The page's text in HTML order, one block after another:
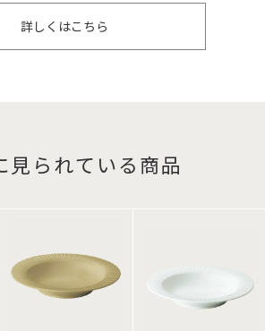
詳しくはこちら
見られている商品